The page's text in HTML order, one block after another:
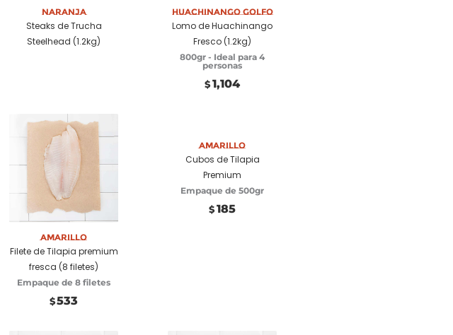
Naranja
Steaks de Trucha
Steelhead (1.2kg)
Añadir a carrito
Huachinango Golfo
Lomo de Huachinango
Fresco (1.2kg)
800gr - Ideal para 4
personas
$ 1,104
Añadir a carrito
Amarillo
Filete de Tilapia premium
fresca (8 filetes)
Empaque de 8 filetes
$533
Añadir a carrito
Amarillo
Cubos de Tilapia
Premium
Empaque de 500gr
$ 185